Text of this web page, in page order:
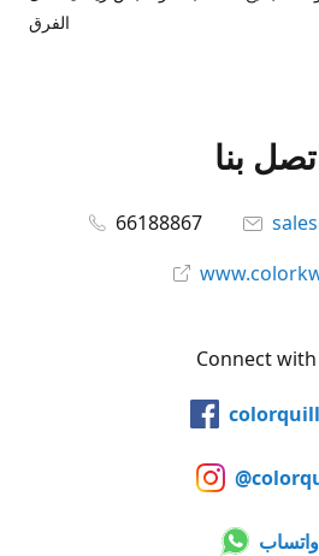
الفرق
بنا
66188867
Connect
واتساب